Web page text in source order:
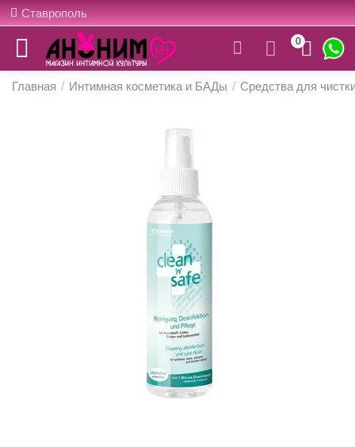
Ставрополь
0
Главная / Интимная косметика и БАДы / Средства для